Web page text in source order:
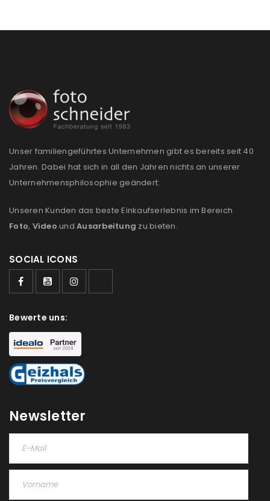
Unser familiengeführtes Unternehmen gibt es bereits seit 40
Jahren. Dabei hat sich in all den Jahren nichts an unserer
Unternehmensphilosophie geändert:
Unseren Kunden das beste Einkaufserlebnis im Bereich
Foto, Video und Ausarbeitung zu bieten.
SOCIAL ICONS
Bewerte uns:
Newsletter